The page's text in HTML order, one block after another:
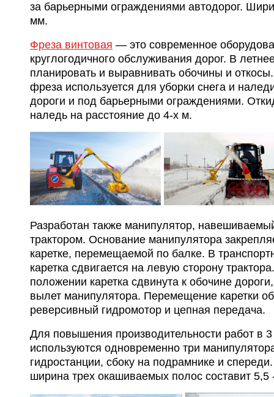
за барьерными ограждениями автодорог.
мм.
Фреза винтовая — это современное
круглогодичного обслуживания дорог. В
планировать и выравнивать обочины и
фреза используется для уборки снега и
дороги и под барьерными ограждениями.
наледь на расстояние до 4-х м.
Разработан также манипулятор,
трактором. Основание манипулятора
каретке, перемещаемой по балке. В
каретка сдвигается на левую сторону
положении каретка сдвинута к обочине
вылет манипулятора. Перемещение каретки
реверсивный гидромотор и цепная передача.
Для повышения производительности работ в 3
используются одновременно три
гидростанции, сбоку на подрамнике и
ширина трех окашиваемых полос составит 5,5